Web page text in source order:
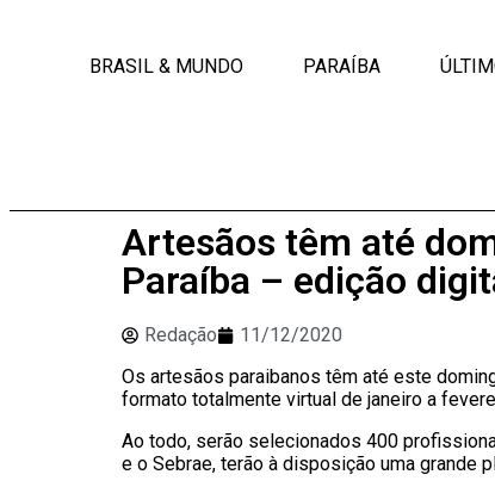
BRASIL & MUNDO PARAÍBA
Artesãos têm até
Paraíba – edição
Redação
11/12/2020
Os artesãos paraibanos têm até este
formato totalmente virtual de janeiro a
Ao todo, serão selecionados 400
e o Sebrae, terão à disposição uma grande